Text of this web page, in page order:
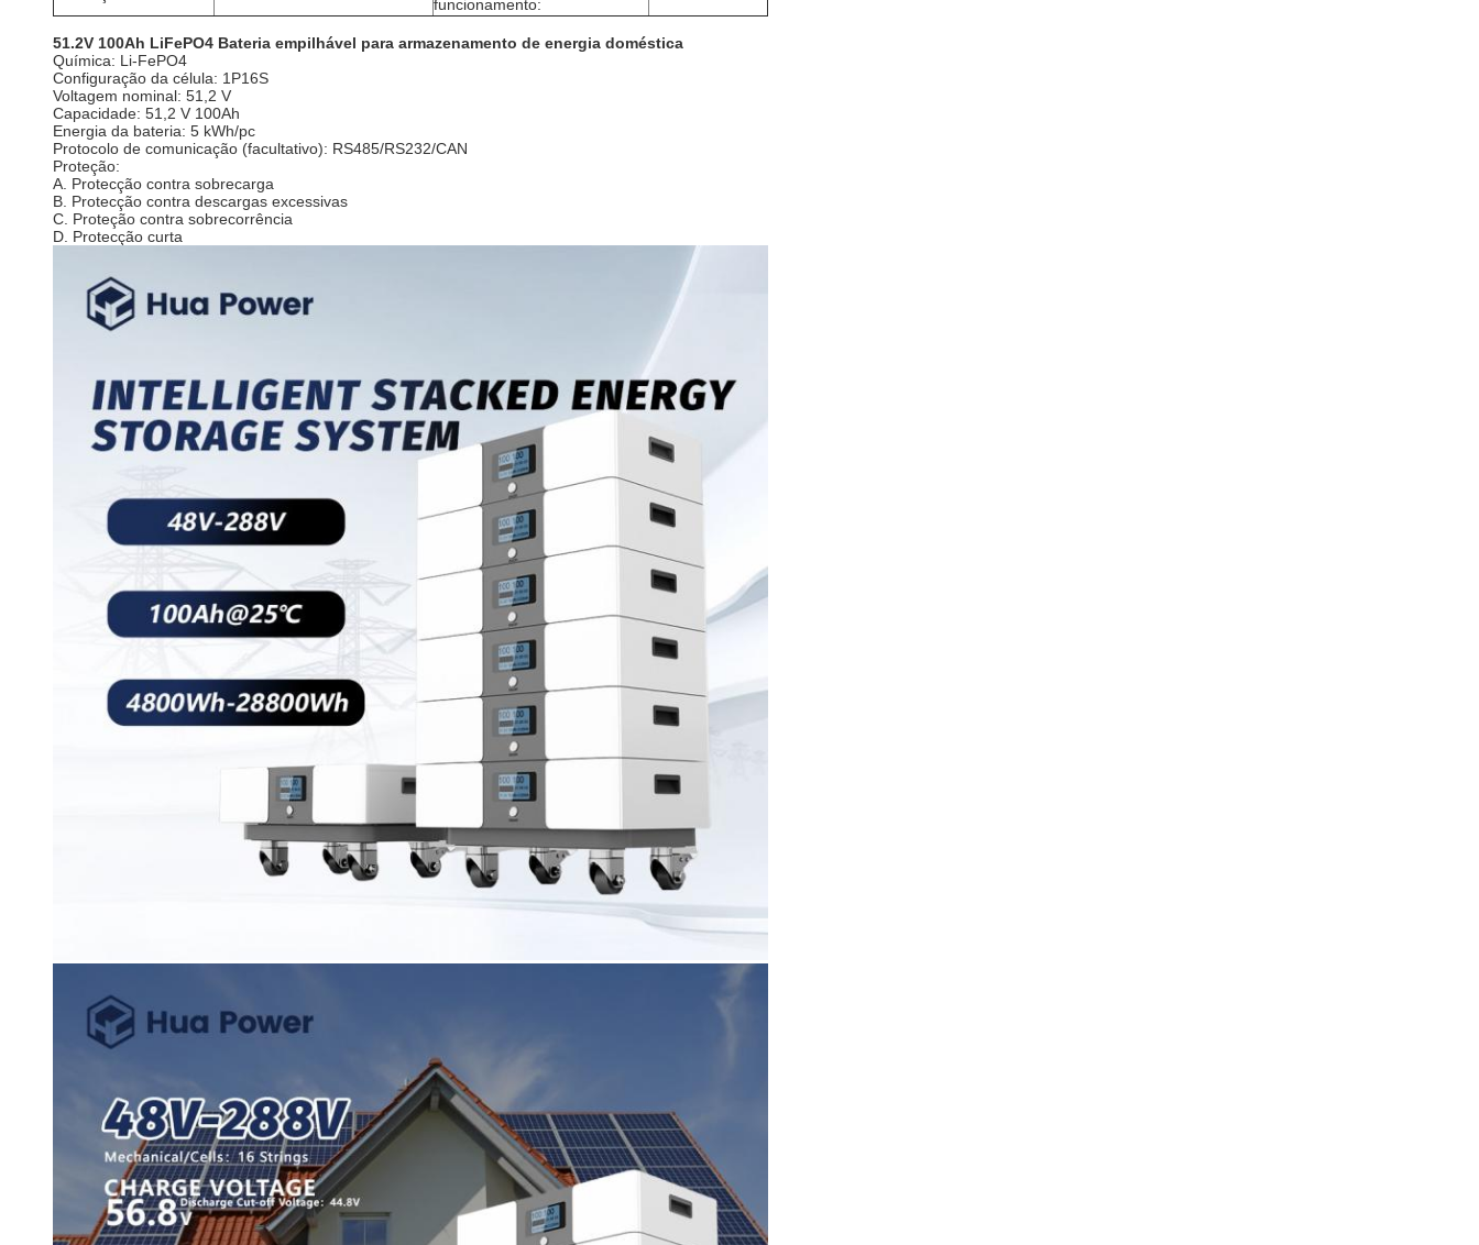
funcionamento:
51.2V 100Ah LiFePO4 Bateria empilhável para armazenamento de energia doméstica
Química: Li-FePO4
Configuração da célula: 1P16S
Voltagem nominal: 51,2 V
Capacidade: 51,2 V 100Ah
Energia da bateria: 5 kWh/pc
Protocolo de comunicação (facultativo): RS485/RS232/CAN
Proteção:
A. Protecção contra sobrecarga
B. Protecção contra descargas excessivas
C. Proteção contra sobrecorrência
D. Protecção curta